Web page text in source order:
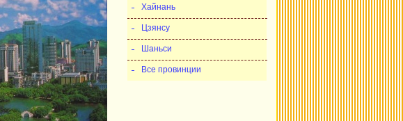
Хайнань
Цзянсу
Шаньси
Все провинции